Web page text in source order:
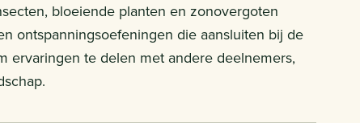
bloeiende planten en zonovergoten
ontspanningsoefeningen die aansluiten bij de
ervaringen te delen met andere deelnemers,